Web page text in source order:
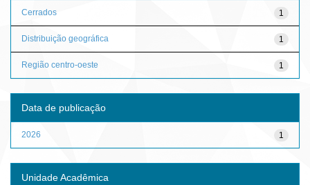
1
Cerrados
1
Distribuição geográfica
1
Região centro-oeste
Data de publicação
1
2026
Unidade Acadêmica